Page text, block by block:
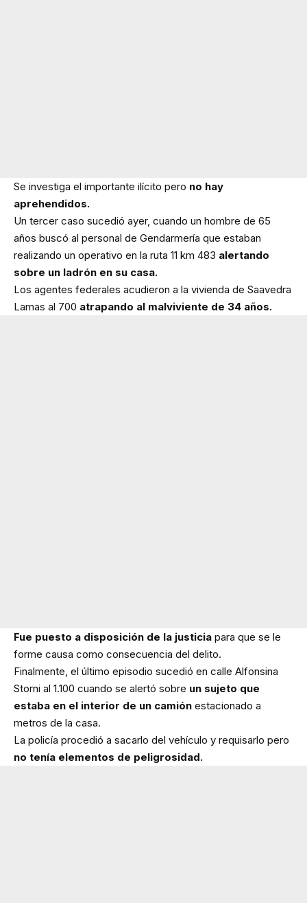
Se investiga el importante ilícito pero no hay
aprehendidos.
Un tercer caso sucedió ayer, cuando un hombre de 65
años buscó al personal de Gendarmería que estaban
realizando un operativo en la ruta 11 km 483 alertando
sobre un ladrón en su casa.
Los agentes federales acudieron a la vivienda de Saavedra
Lamas al 700 atrapando al malviviente de 34 años.
Fue puesto a disposición de la justicia para que se le
forme causa como consecuencia del delito.
Finalmente, el último episodio sucedió en calle Alfonsina
Storni al 1.100 cuando se alertó sobre un sujeto que
estaba en el interior de un camión estacionado a
metros de la casa.
La policía procedió a sacarlo del vehículo y requisarlo pero
no tenía elementos de peligrosidad.